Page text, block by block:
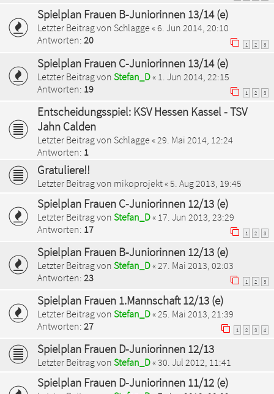
Spielplan Frauen B-Juniorinnen 13/14 (e)
Letzter Beitrag von Schlagge «6. Jun 2014, 20:10
Antworten: 20 1 2 3
Spielplan Frauen C-Juniorinnen 13/14 (e)
Letzter Beitrag von Stefan_D« 1. Jun 2014, 22:15
Antworten: 19 1 2 3
Entscheidungsspiel: KSV Hessen Kassel - TSV
Jahn Calden
Letzter Beitrag von Schlagge « 29. Mai 2014, 12:24
Antworten: 1
Gratuliere!!
Letzter Beitrag von mikoprojekt«5. Aug 2013, 19:45
Spielplan Frauen C-Juniorinnen 12/13 (e)
Letzter Beitrag von Stefan_D« 17. Jun 2013, 23:29
Antworten: 17 1 2 3
Spielplan Frauen B-Juniorinnen 12/13 (e)
Letzter Beitrag von Stefan_D« 27. Mai 2013, 02:03
Antworten: 23 1 2 3
Spielplan Frauen 1.Mannschaft 12/13 (e)
Letzter Beitrag von Stefan_D« 25. Mai 2013, 21:39
Antworten: 27 1 2 3 4
Spielplan Frauen D-Juniorinnen 12/13
Letzter Beitrag von Stefan_D«30. Jul 2012, 11:41
Spielplan Frauen D-Juniorinnen 11/12 (e)